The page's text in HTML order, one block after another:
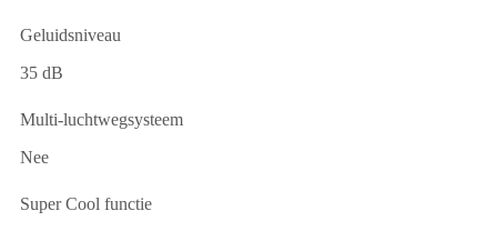
Geluidsniveau
35 dB
Multi-luchtwegsysteem
Nee
Super Cool functie